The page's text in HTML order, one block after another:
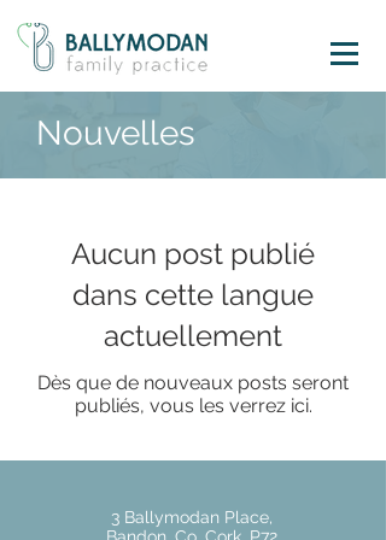
Nouvelles
Aucun post publié
dans cette langue
actuellement
Dès que de nouveaux posts seront
publiés, vous les verrez ici.
3 Ballymodan Place,